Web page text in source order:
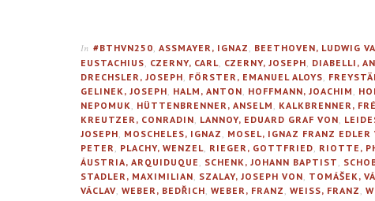
In #BTHVN250 ASSMAYER, IGNAZ BEETHOVEN, LUDWIG
EUSTACHIUS CZERNY, CARL CZERNY, JOSEPH DIABELLI,
DRECHSLER, JOSEPH FÖRSTER, EMANUEL ALOYS
GELINEK, JOSEPH HALM, ANTON HOFFMANN, JOACHIM
NEPOMUK
HÜTTENBRENNER, ANSELM KALKBRENNER,
KREUTZER, CONRADIN LANNOY, EDUARD GRAF VON
JOSEPH MOSCHELES, IGNAZ MOSEL, IGNAZ FRANZ EDLER
PETER
PLACHY, WENZEL RIEGER, GOTTFRIED RIOTTE,
ÁUSTRIA, ARQUIDUQUE
SCHENK, JOHANN BAPTIST
STADLER, MAXIMILIAN SZALAY, JOSEPH VON TOMÁŠEK,
VÁCLAV WEBER, BEDŘICH WEBER, FRANZ WEISS, FRANZ